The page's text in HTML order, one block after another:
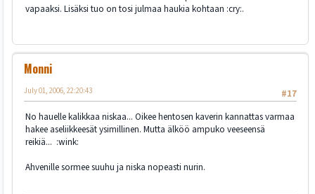
vapaaksi. Lisäksi tuo on tosi julmaa haukia kohtaan :cry:.
Monni
#17
July 01, 2006, 22:20:43
No hauelle kalikkaa niskaa... Oikee hentosen kaverin kannattas varmaa
hakee aseliikkeesät ysimillinen. Mutta älköö ampuko veeseensä
reikiä... :wink:
Ahvenille sormee suuhu ja niska nopeasti nurin.